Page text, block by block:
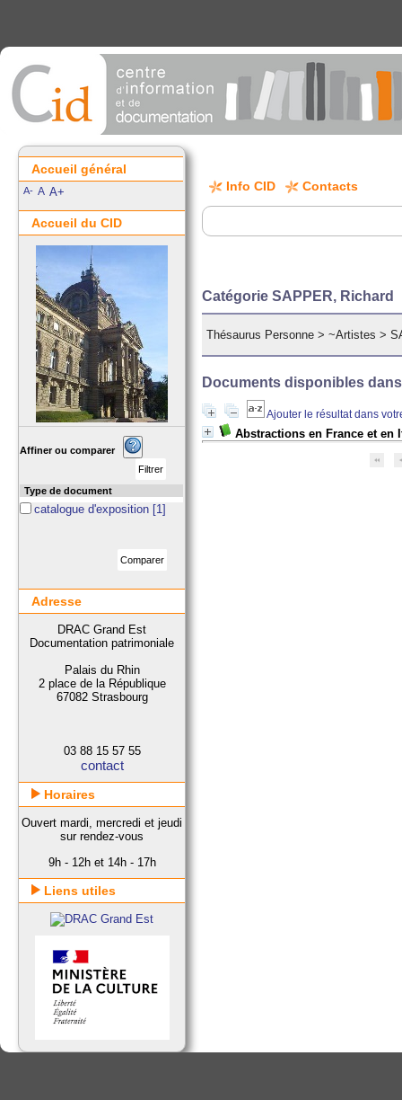
Info CID Contacts
Catégorie SAPPER, Richard
Thésaurus Personne >~Artistes >
Documents disponibles
Ajouter le résultat dans
Abstractions en France et en
Accueil général
A- A A+
Accueil du CID
Affiner ou comparer
Type de document
catalogue d'exposition [1]
Adresse
DRAC Grand Est
Documentation patrimoniale
Palais du Rhin
2 place de la République
67082 Strasbourg
03 88 15 57 55
contact
Horaires
Ouvert mardi, mercredi et jeudi
sur rendez-vous
9h - 12h et 14h - 17h
Liens utiles